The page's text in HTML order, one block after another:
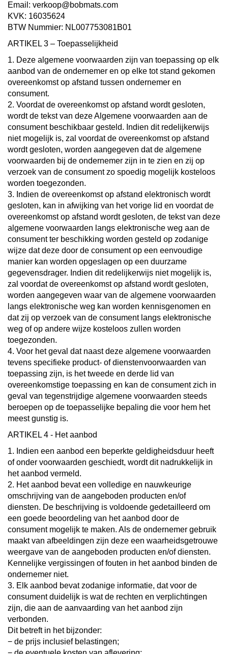
Email: verkoop@bobmats.com
KVK: 16035624
BTW Nummier: NL007753081B01
ARTIKEL 3 – Toepasselijkheid
1. Deze algemene voorwaarden zijn van toepassing op elk
aanbod van de ondernemer en op elke tot stand gekomen
overeenkomst op afstand tussen ondernemer en
consument.
2. Voordat de overeenkomst op afstand wordt gesloten,
wordt de tekst van deze Algemene voorwaarden aan de
consument beschikbaar gesteld. Indien dit redelijkerwijs
niet mogelijk is, zal voordat de overeenkomst op afstand
wordt gesloten, worden aangegeven dat de algemene
voorwaarden bij de ondernemer zijn in te zien en zij op
verzoek van de consument zo spoedig mogelijk kosteloos
worden toegezonden.
3. Indien de overeenkomst op afstand elektronisch wordt
gesloten, kan in afwijking van het vorige lid en voordat de
overeenkomst op afstand wordt gesloten, de tekst van deze
algemene voorwaarden langs elektronische weg aan de
consument ter beschikking worden gesteld op zodanige
wijze dat deze door de consument op een eenvoudige
manier kan worden opgeslagen op een duurzame
gegevensdrager. Indien dit redelijkerwijs niet mogelijk is,
zal voordat de overeenkomst op afstand wordt gesloten,
worden aangegeven waar van de algemene voorwaarden
langs elektronische weg kan worden kennisgenomen en
dat zij op verzoek van de consument langs elektronische
weg of op andere wijze kosteloos zullen worden
toegezonden.
4. Voor het geval dat naast deze algemene voorwaarden
tevens specifieke product- of dienstenvoorwaarden van
toepassing zijn, is het tweede en derde lid van
overeenkomstige toepassing en kan de consument zich in
geval van tegenstrijdige algemene voorwaarden steeds
beroepen op de toepasselijke bepaling die voor hem het
meest gunstig is.
ARTIKEL 4 - Het aanbod
1. Indien een aanbod een beperkte geldigheidsduur heeft
of onder voorwaarden geschiedt, wordt dit nadrukkelijk in
het aanbod vermeld.
2. Het aanbod bevat een volledige en nauwkeurige
omschrijving van de aangeboden producten en/of
diensten. De beschrijving is voldoende gedetailleerd om
een goede beoordeling van het aanbod door de
consument mogelijk te maken. Als de ondernemer gebruik
maakt van afbeeldingen zijn deze een waarheidsgetrouwe
weergave van de aangeboden producten en/of diensten.
Kennelijke vergissingen of fouten in het aanbod binden de
ondernemer niet.
3. Elk aanbod bevat zodanige informatie, dat voor de
consument duidelijk is wat de rechten en verplichtingen
zijn, die aan de aanvaarding van het aanbod zijn
verbonden.
Dit betreft in het bijzonder:
− de prijs inclusief belastingen;